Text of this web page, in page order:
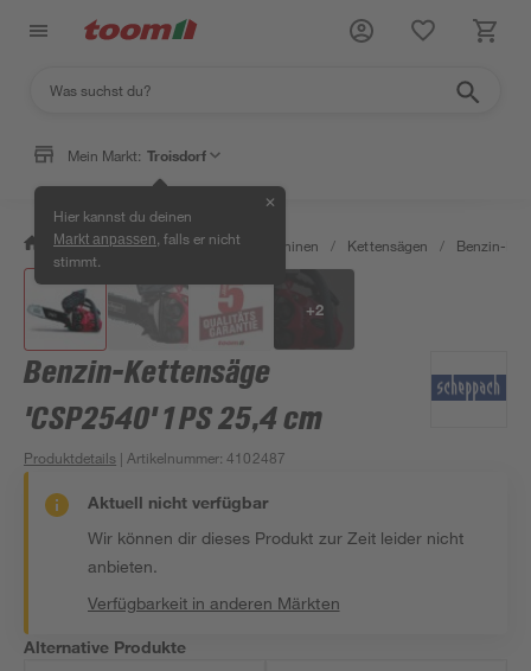
Mein Markt: Troisdorf
Hier kannst du deinen
Markt anpassen , falls er nicht
stimmt.
✕
/ Garten & Freizeit / Gartenmaschinen / Kettensägen / Benzin-
+2
Benzin-Kettensäge
'CSP2540' 1 PS 25,4 cm
Produktdetails | Artikelnummer:4102487
Aktuell nicht verfügbar
Wir können dir dieses Produkt zur Zeit leider nicht
anbieten.
Verfügbarkeit in anderen Märkten
Alternative Produkte